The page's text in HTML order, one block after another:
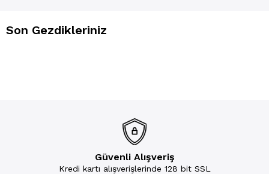
Son Gezdikleriniz
Güvenli Alışveriş
Kredi kartı alışverişlerinde 128 bit SSL